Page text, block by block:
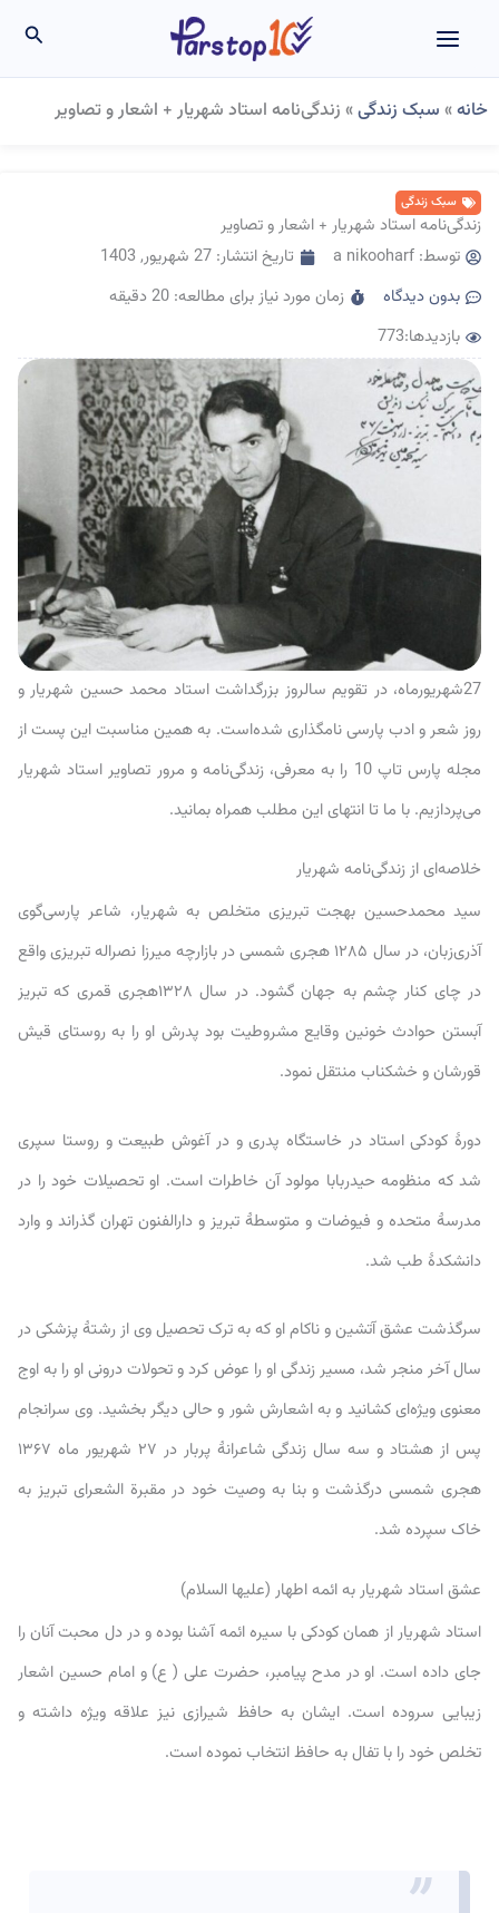
خانه» سبک زندگی» زندگی‌نامه استاد شهریار + اشعار و تصاویر
سبک زندگی
زندگی‌نامه استاد شهریار + اشعار و تصاویر
توسط:a nikooharf تاریخ انتشار: 27 شهریور, 1403
بدون دیدگاه
زمان مورد نیاز برای مطالعه: 20 دقیقه
بازدیدها:773
27شهریورماه، در تقویم سالروز بزرگداشت استاد محمد حسین شهریار و
روز شعر و ادب پارسی نامگذاری شده‌است. به همین مناسبت این پست از
مجله پارس تاپ 10 را به معرفی، زندگی‌نامه و مرور تصاویر استاد شهریار
می‌پردازیم. با ما تا انتهای این مطلب همراه بمانید.
خلاصه‌ای از زندگی‌نامه شهریار
سید محمدحسین بهجت تبریزی متخلص به شهریار، شاعر پارسی‌گوی
آذری‌زبان، در سال ۱۲۸۵ هجری شمسی در بازارچه میرزا نصراله تبریزی واقع
در چای کنار چشم به جهان گشود. در سال ۱۳۲۸هجری قمری که تبریز
آبستن حوادث خونین وقایع مشروطیت بود پدرش او را به روستای قیش
قورشان و خشکناب منتقل نمود.
دورهٔ کودکی استاد در خاستگاه پدری و در آغوش طبیعت و روستا سپری
شد که منظومه حیدربابا مولود آن خاطرات است. او تحصیلات خود را در
مدرسهٔ متحده و فیوضات و متوسطهٔ تبریز و دارالفنون تهران گذراند و وارد
دانشکدهٔ طب شد.
سرگذشت عشق آتشین و ناکام او که به ترک تحصیل وی از رشتهٔ پزشکی در
سال آخر منجر شد، مسیر زندگی او را عوض کرد و تحولات درونی او را به اوج
معنوی ویژه‌ای کشانید و به اشعارش شور و حالی دیگر بخشید. وی سرانجام
پس از هشتاد و سه سال زندگی شاعرانهٔ پربار در ۲۷ شهریور ماه ۱۳۶۷
هجری شمسی درگذشت و بنا به وصیت خود در مقبرة الشعرای تبریز به
خاک سپرده شد.
عشق استاد شهریار به ائمه اطهار (علیها السلام)
استاد شهریار از همان کودکی با سیره ائمه آشنا بوده و در دل محبت آنان را
جای داده است. او در مدح پیامبر، حضرت علی ( ع) و امام حسین اشعار
زیبایی سروده است. ایشان به حافظ شیرازی نیز علاقه ویژه داشته و
تخلص خود را با تفال به حافظ انتخاب نموده است.